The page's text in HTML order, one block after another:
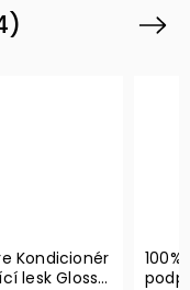
Kondicionér
lesk Glossy
Next